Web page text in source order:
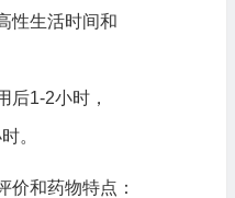
性生活时间和
后1-2小时，
。
价和药物特点：